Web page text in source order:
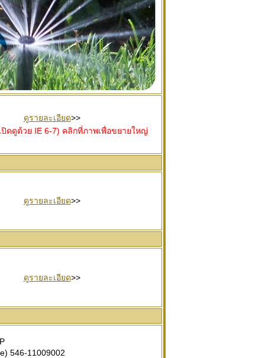
ดูรายละเอียด>>
ปิดดูด้วย IE 6-7) คลิกที่ภาพเพื่อขยายใหญ่
ดูรายละเอียด>>
ดูรายละเอียด>>
546-11009002